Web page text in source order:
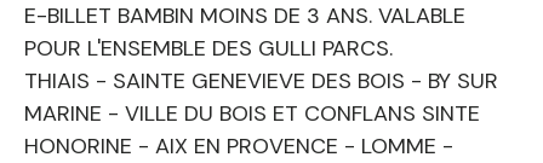
E-BILLET BAMBIN MOINS DE 3 ANS. VALABLE
POUR L'ENSEMBLE DES GULLI PARCS.
THIAIS - SAINTE GENEVIEVE DES BOIS - BY SUR
MARINE - VILLE DU BOIS ET CONFLANS SINTE
HONORINE - AIX EN PROVENCE - LOMME -